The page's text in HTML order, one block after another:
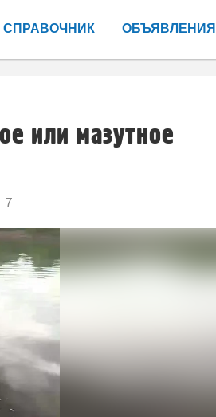
СПРАВОЧНИК ОБЪЯВЛЕНИЯ
или мазутное
7